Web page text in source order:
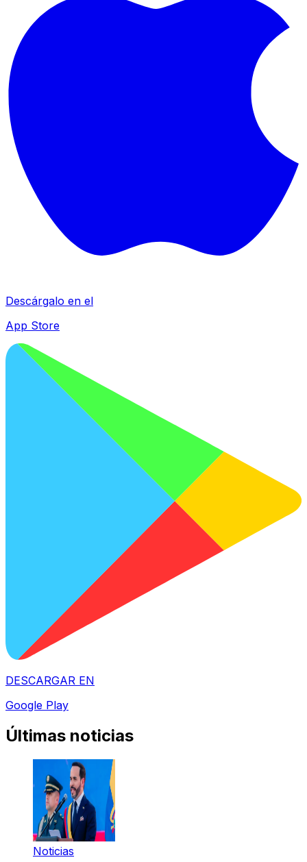
Descárgalo en el
App Store
DESCARGAR EN
Google Play
Últimas noticias
Noticias